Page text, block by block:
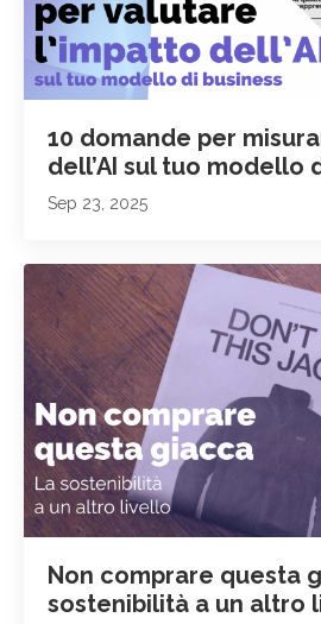
10 domande per
dell’AI sul tuo modello
Sep 23, 2025
Non comprare questa
sostenibilità a un altro